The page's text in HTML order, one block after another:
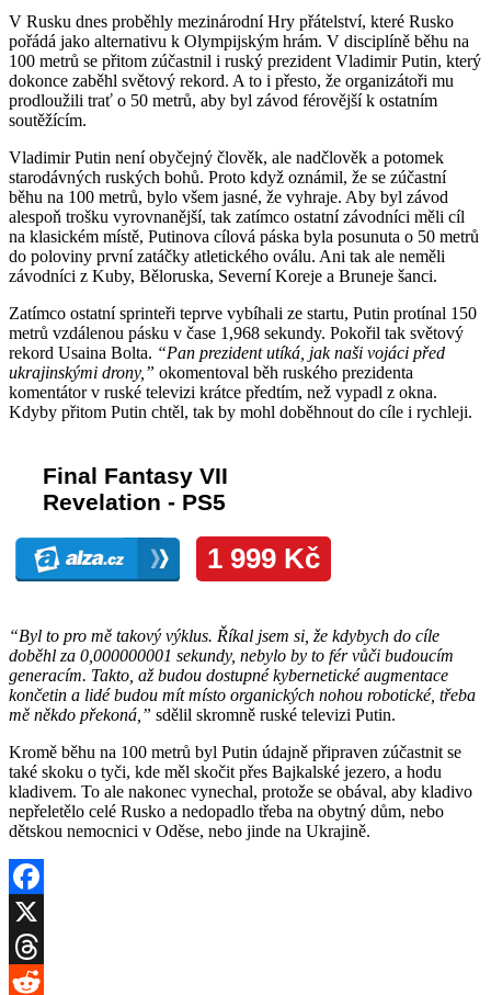
Share
V Rusku dnes proběhly mezinárodní Hry přátelství, které Rusko
pořádá jako alternativu k Olympijským hrám. V disciplíně běhu na
100 metrů se přitom zúčastnil i ruský prezident Vladimir Putin, který
dokonce zaběhl světový rekord. A to i přesto, že organizátoři mu
prodloužili trať o 50 metrů, aby byl závod férovější k ostatním
soutěžícím.
Vladimir Putin není obyčejný člověk, ale nadčlověk a potomek
starodávných ruských bohů. Proto když oznámil, že se zúčastní
běhu na 100 metrů, bylo všem jasné, že vyhraje. Aby byl závod
alespoň trošku vyrovnanější, tak zatímco ostatní závodníci měli cíl
na klasickém místě, Putinova cílová páska byla posunuta o 50 metrů
do poloviny první zatáčky atletického oválu. Ani tak ale neměli
závodníci z Kuby, Běloruska, Severní Koreje a Bruneje šanci.
Zatímco ostatní sprinteři teprve vybíhali ze startu, Putin protínal 150
metrů vzdálenou pásku v čase 1,968 sekundy. Pokořil tak světový
rekord Usaina Bolta. “Pan prezident utíká, jak naši vojáci před
ukrajinskými drony,” okomentoval běh ruského prezidenta
komentátor v ruské televizi krátce předtím, než vypadl z okna.
Kdyby přitom Putin chtěl, tak by mohl doběhnout do cíle i rychleji.
“Byl to pro mě takový výklus. Říkal jsem si, že kdybych do cíle
doběhl za 0,000000001 sekundy, nebylo by to fér vůči budoucím
generacím. Takto, až budou dostupné kybernetické augmentace
končetin a lidé budou mít místo organických nohou robotické, třeba
mě někdo překoná,” sdělil skromně ruské televizi Putin.
Kromě běhu na 100 metrů byl Putin údajně připraven zúčastnit se
také skoku o tyči, kde měl skočit přes Bajkalské jezero, a hodu
kladivem. To ale nakonec vynechal, protože se obával, aby kladivo
nepřeletělo celé Rusko a nedopadlo třeba na obytný dům, nebo
dětskou nemocnici v Oděse, nebo jinde na Ukrajině.
Facebook
X
Threads